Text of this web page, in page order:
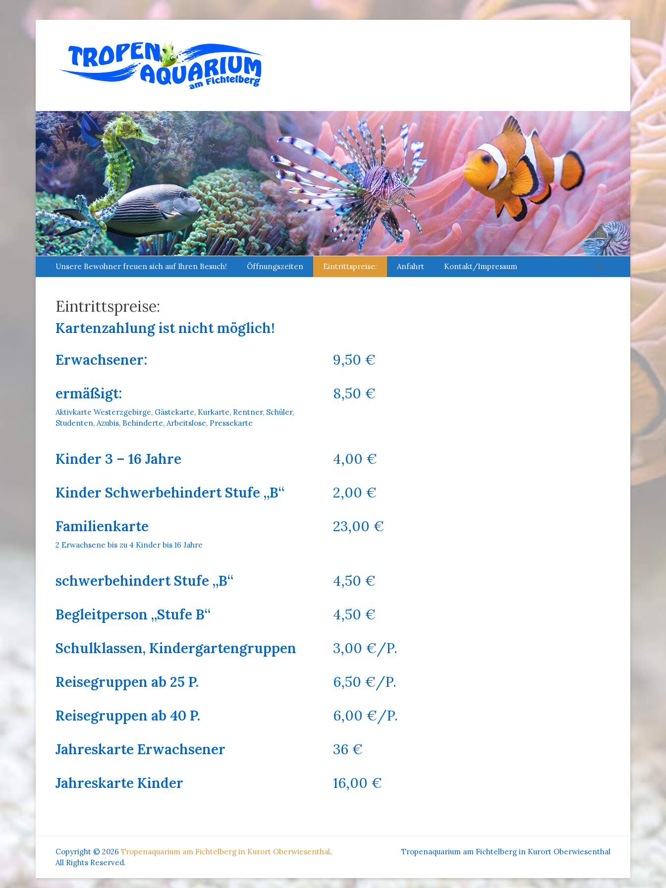
Tropenaquarium am Fichtelberg in Kurort Oberwiesenthal
Primärmenu
zum
Unsere Bewohner freuen sich auf Ihren Besuch! Öffnungszeiten Eintrittspreise: Anfahrt Kontakt/Impressum
Eintrittspreise:
Kartenzahlung ist nicht möglich!
Erwachsener:
9,50 €
ermäßigt:
Aktivkarte Westerzgebirge, Gästekarte, Kurkarte, Rentner, Schüler,
Studenten, Azubis, Behinderte, Arbeitslose, Pressekarte
8,50 €
Kinder 3 – 16 Jahre
4,00 €
Kinder Schwerbehindert Stufe „B“
2,00 €
Familienkarte
2 Erwachsene bis zu 4 Kinder bis 16 Jahre
23,00 €
schwerbehindert Stufe „B“
4,50 €
Begleitperson „Stufe B“
4,50 €
Schulklassen, Kindergartengruppen
3,00 €/P.
Reisegruppen ab 25 P.
6,50 €/P.
Reisegruppen ab 40 P.
6,00 €/P.
Jahreskarte Erwachsener
36 €
Jahreskarte Kinder
16,00 €
Copyright © 2026 Tropenaquarium am Fichtelberg in Kurort Oberwiesenthal.
All Rights Reserved.
Tropenaquarium am Fichtelberg in Kurort Oberwiesenthal